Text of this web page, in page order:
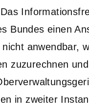
Bundes einen
anwendbar,
zuzurechnen
in zweiter